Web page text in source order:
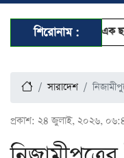
শিরোনাম :
দেশের আলেমরা এক ছাতার
সারাদেশ
প্রকাশ: ২৪ জুলাই, ২০২৬,